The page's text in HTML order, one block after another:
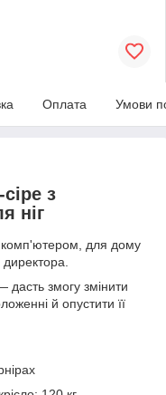
Оплата Умови
з
ніг
комп'ютером, для дому
директора.
змогу змінити
й опустити її